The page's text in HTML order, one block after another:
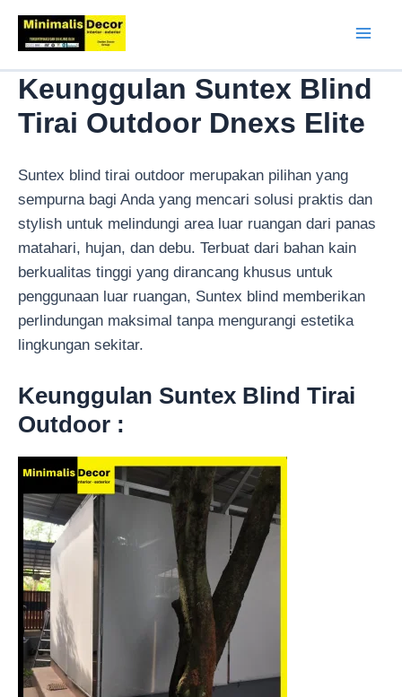
Lewati
Keunggulan Suntex Blind
Tirai Outdoor Dnexs Elite
Suntex blind tirai outdoor merupakan pilihan yang
sempurna bagi Anda yang mencari solusi praktis dan
stylish untuk melindungi area luar ruangan dari panas
matahari, hujan, dan debu. Terbuat dari bahan kain
berkualitas tinggi yang dirancang khusus untuk
penggunaan luar ruangan, Suntex blind memberikan
perlindungan maksimal tanpa mengurangi estetika
lingkungan sekitar.
Keunggulan Suntex Blind Tirai
Outdoor :